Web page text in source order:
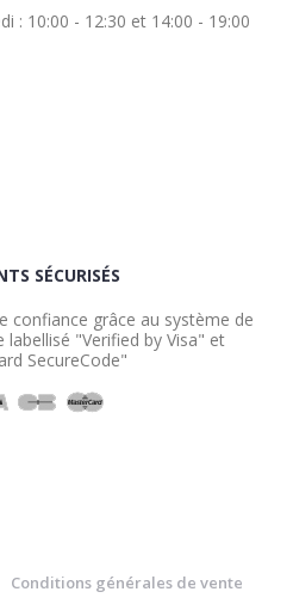
: 10:00 - 12:30 et 14:00 - 19:00
SÉCURISÉS
confiance grâce au système de
labellisé "Verified by Visa" et
SecureCode"
Conditions générales de vente